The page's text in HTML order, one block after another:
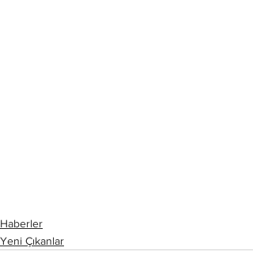
Haberler
Yeni Çıkanlar